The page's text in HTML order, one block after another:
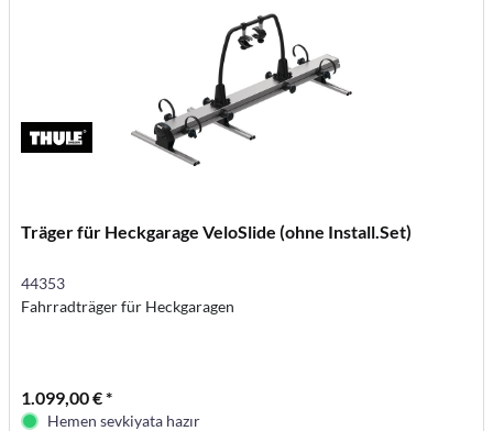
Träger für Heckgarage VeloSlide (ohne Install.Set)
44353
Fahrradträger für Heckgaragen
1.099,00 € *
Hemen sevkiyata hazır